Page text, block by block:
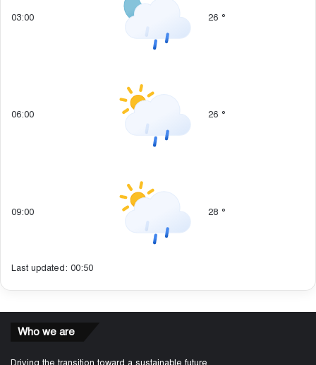
03:00 26 °
06:00 26 °
09:00 28 °
Last updated: 00:50
Who we are
Driving the transition toward a sustainable future,